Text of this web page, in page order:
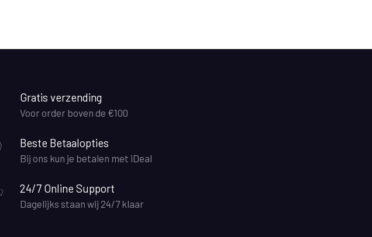
Gratis verzending
Voor order boven de €100
Beste Betaalopties
Bij ons kun je betalen met iDeal
24/7 Online Support
Dagelijks staan wij 24/7 klaar